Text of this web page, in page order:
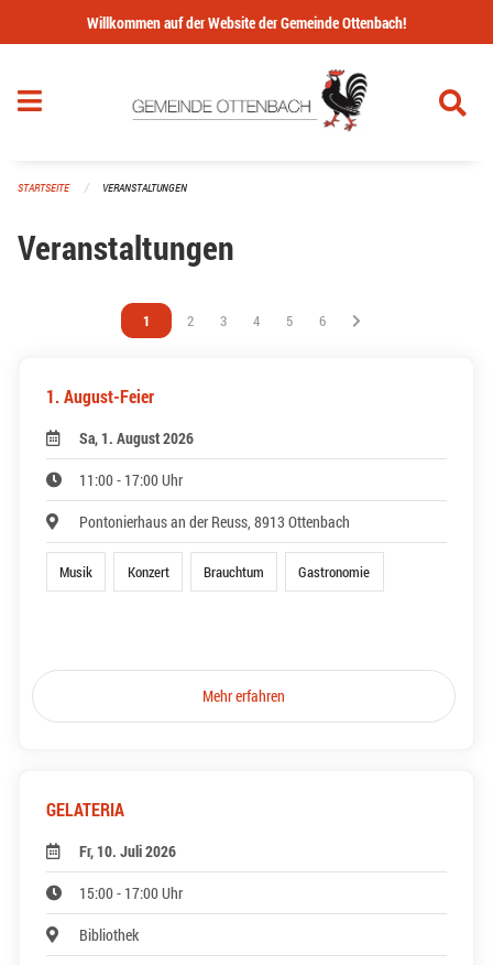
Navigation überspringen
Willkommen auf der Website der Gemeinde Ottenbach!
STARTSEITE VERANSTALTUNGEN
Veranstaltungen
Vous êtes sur la page
1 Vous êtes sur la page
2 Vous êtes sur la page
3 Vous êtes sur la page
4 Vous êtes sur la page
5 Vous êtes sur la page
6
1. August-Feier
Sa, 1. August 2026
11:00 - 17:00 Uhr
Pontonierhaus an der Reuss, 8913 Ottenbach
Musik Konzert Brauchtum Gastronomie
Mehr erfahren
GELATERIA
Fr, 10. Juli 2026
15:00 - 17:00 Uhr
Bibliothek